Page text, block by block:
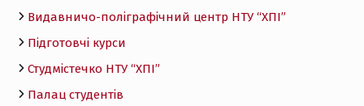
Видавничо-поліграфічний центр НТУ “ХПІ”
Підготовчі курси
Студмістечко НТУ “ХПІ”
Палац студентів